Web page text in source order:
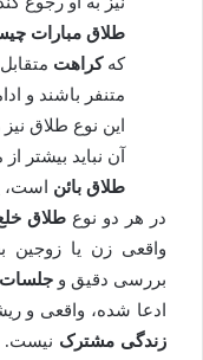
طلاق مبارات
کهکراهت
متنفر باشند و
این نوع طلاق
آن نباید بیشتر
طلاق بائن است،
در هر دو نوع طلاق
واقعی زن یا زوجین
بررسی دقیق و
ادعا شده، واقعی و
زندگی مشترک نیست.